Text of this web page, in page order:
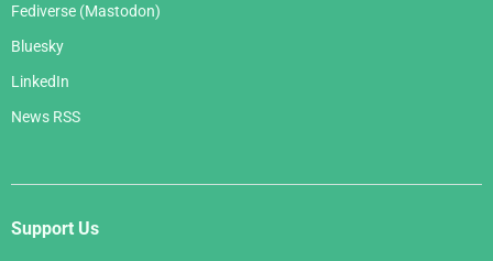
Fediverse (Mastodon)
Bluesky
LinkedIn
News RSS
Support Us